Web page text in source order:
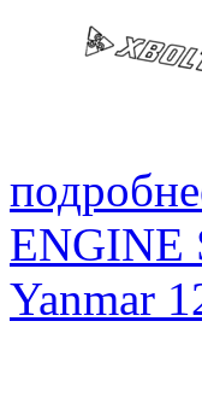
ENGINE
Yanmar